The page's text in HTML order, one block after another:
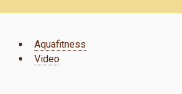
Aquafitness
Video